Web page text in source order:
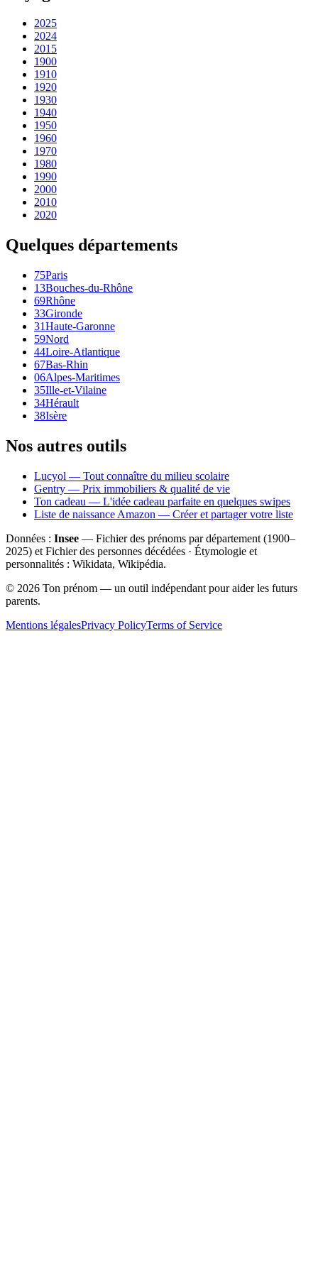
2025
2024
2015
1900
1910
1920
1930
1940
1950
1960
1970
1980
1990
2000
2010
2020
Quelques départements
75Paris
13Bouches-du-Rhône
69Rhône
33Gironde
31Haute-Garonne
59Nord
44Loire-Atlantique
67Bas-Rhin
06Alpes-Maritimes
35Ille-et-Vilaine
34Hérault
38Isère
Nos autres outils
Lucyol — Tout connaître du milieu scolaire
Gentry — Prix immobiliers & qualité de vie
Ton cadeau — L'idée cadeau parfaite en quelques swipes
Liste de naissance Amazon — Créer et partager votre liste
Données : Insee — Fichier des prénoms par département (1900–
2025) et Fichier des personnes décédées · Étymologie et
personnalités : Wikidata, Wikipédia.
© 2026 Ton prénom — un outil indépendant pour aider les futurs
parents.
Mentions légalesPrivacy PolicyTerms of Service